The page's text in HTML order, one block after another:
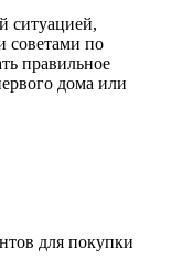
ситуацией,
советами по
правильное
дома или
для покупки